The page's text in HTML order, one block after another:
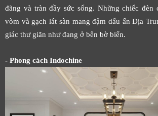
đãng và tràn đầy sức sống. Những chiếc đèn
vòm và gạch lát sàn mang đậm dấu ấn Địa
giác thư giãn như đang ở bên bờ biển.
- Phong cách Indochine